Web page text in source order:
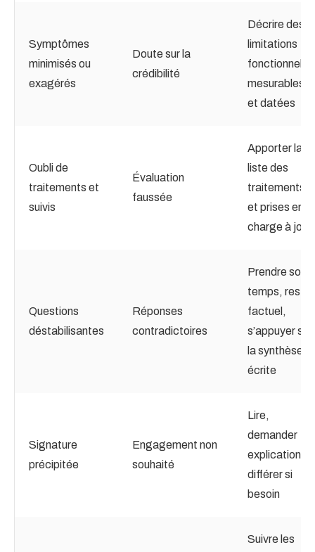
Symptômes
minimisés ou
exagérés
Doute sur la
crédibilité
Décrire des
limitations
mesurables
et datées
Oubli de
traitements et
suivis
Évaluation
faussée
Apporter la
liste des
traitements
et prises en
charge à jour
Questions
déstabilisantes
Réponses
contradictoires
Prendre son
temps, rester
factuel,
s’appuyer sur
la synthèse
écrite
Signature
précipitée
Engagement non
souhaité
Lire,
demander
explications,
différer si
besoin
Suivre les